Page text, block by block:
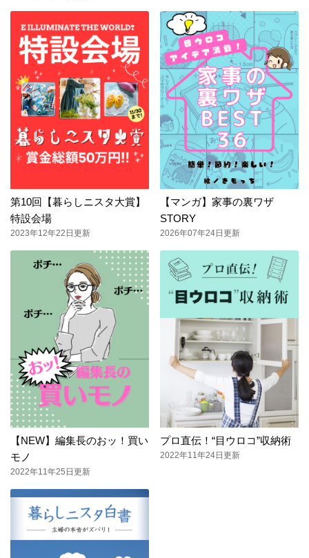
第10回【暮らしニスタ大賞】
特設会場
2023年12年22日更新
【マンガ】家事の裏ワザ
STORY
2026年07年24日更新
【NEW】編集長のおッ！買い
モノ
2022年11年25日更新
プロ直伝！“目ウロコ”収納術
2022年11年24日更新